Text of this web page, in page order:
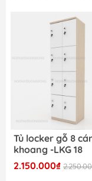
+ Sản phẩm
+ Giá thành vô
+ Chính sách
+ Phù hợp với
THÔNG
Đặt hàng
website:
Hà Nội :
Tủ locker gỗ 8
khoang -LKG 18
2.150.000₫